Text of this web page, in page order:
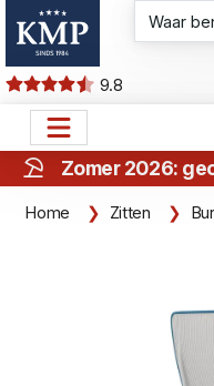
9.8
Zomer 2026:
Home Zitten